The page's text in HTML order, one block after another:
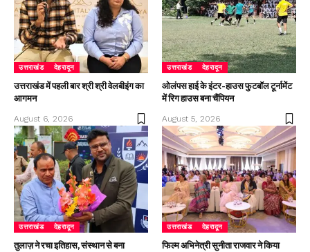
उत्तराखंड देहरादून
उत्तराखंड में पहली बार श्री श्री वेलबीइंग का
आगमन
August 6, 2026
उत्तराखंड देहरादून
ओलंपस हाई के इंटर-हाउस फुटबॉल टूर्नामेंट
में रिग हाउस बना चैंपियन
August 5, 2026
उत्तराखंड देहरादून
तुलाज़ ने रचा इतिहास, संस्थान से बना
उत्तराखंड देहरादून
फिल्म अभिनेत्री सुनीता राजवार ने किया